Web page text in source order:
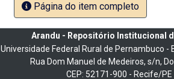
Página do item completo
Arandu - Repositório Institucional
Universidade Federal Rural de Pernambuco -
Rua Dom Manuel de Medeiros, s/n,
CEP: 52171-900 - Recife/PE